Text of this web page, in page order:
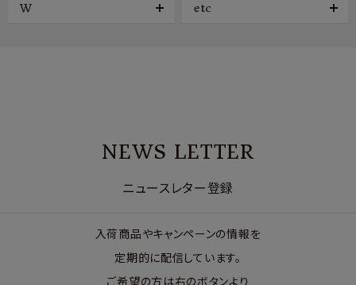
W etc
NEWS LETTER
ニュースレター登録
入荷商品やキャンペーンの情報を
定期的に配信しています。
ご希望の方は右のボタンより